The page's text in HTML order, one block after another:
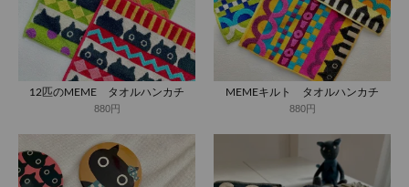
12匹のMEME タオルハンカチ
880円
MEMEキルト タオルハンカチ
880円